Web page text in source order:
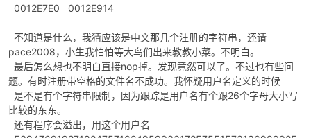
0012E7E0 0012E914
不知道是什么，我猜应该是中文那几个注册的字符串，还请
pace2008，小生我怕怕等大鸟们出来教教小菜。不明白。
最后怎么想也不明白直接nop掉。发现竟然可以了。不过也有些问
题。有时注册带空格的文件名不成功。我怀疑用户名定义的时候
是不是有个字符串限制，因为跟踪是用户名有个跟26个字母大小写
比较的东东。
还有程序会溢出，用这个用户名